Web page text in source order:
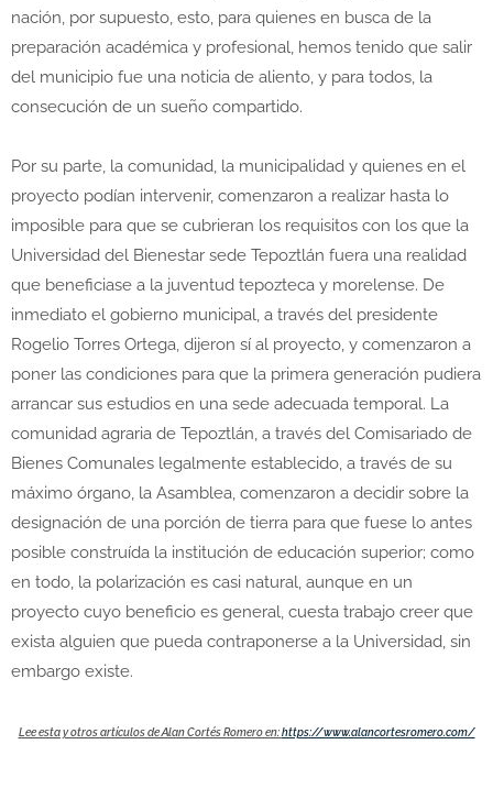
nación, por supuesto, esto, para quienes en busca de la
preparación académica y profesional, hemos tenido que salir
del municipio fue una noticia de aliento, y para todos, la
consecución de un sueño compartido.
Por su parte, la comunidad, la municipalidad y quienes en el
proyecto podían intervenir, comenzaron a realizar hasta lo
imposible para que se cubrieran los requisitos con los que la
Universidad del Bienestar sede Tepoztlán fuera una realidad
que beneficiase a la juventud tepozteca y morelense. De
inmediato el gobierno municipal, a través del presidente
Rogelio Torres Ortega, dijeron sí al proyecto, y comenzaron a
poner las condiciones para que la primera generación pudiera
arrancar sus estudios en una sede adecuada temporal. La
comunidad agraria de Tepoztlán, a través del Comisariado de
Bienes Comunales legalmente establecido, a través de su
máximo órgano, la Asamblea, comenzaron a decidir sobre la
designación de una porción de tierra para que fuese lo antes
posible construída la institución de educación superior; como
en todo, la polarización es casi natural, aunque en un
proyecto cuyo beneficio es general, cuesta trabajo creer que
exista alguien que pueda contraponerse a la Universidad, sin
embargo existe.
Lee esta y otros artículos de Alan Cortés Romero en:https://www.alancortesromero.com/